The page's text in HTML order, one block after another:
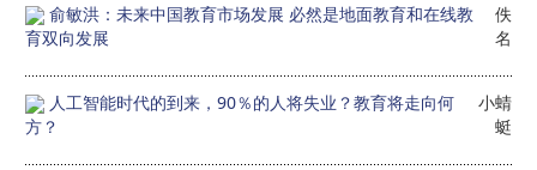
俞敏洪：未来中国教育市场发展 必然是地面教育和在线教
育双向发展
佚
名
人工智能时代的到来，90％的人将失业？教育将走向何
方？
小蜻
蜓